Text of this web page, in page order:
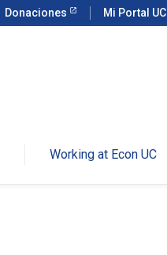
Donaciones Mi Portal UC
Working at Econ UC